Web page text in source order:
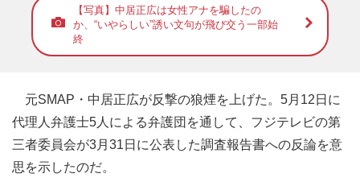
【写真】中居正広は女性アナを騙したの
か、“いやらしい”誘い文句が飛び交う一部始
終
元SMAP・中居正広が反撃の狼煙を上げた。5月12日に
代理人弁護士5人による弁護団を通して、フジテレビの第
三者委員会が3月31日に公表した調査報告書への反論を意
思を示したのだ。